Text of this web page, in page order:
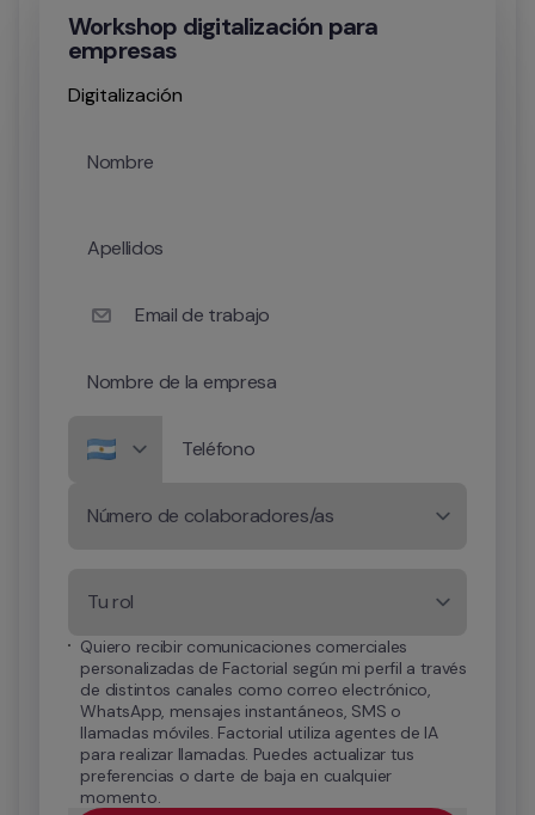
Workshop digitalización para
empresas
Digitalización
Nombre
Apellidos
Email de trabajo
Nombre de la empresa
Teléfono
Número de colaboradores/as
Tu rol
Quiero recibir comunicaciones comerciales
personalizadas de Factorial según mi perfil a través
de distintos canales como correo electrónico,
WhatsApp, mensajes instantáneos, SMS o
llamadas móviles. Factorial utiliza agentes de IA
para realizar llamadas. Puedes actualizar tus
preferencias o darte de baja en cualquier
momento.